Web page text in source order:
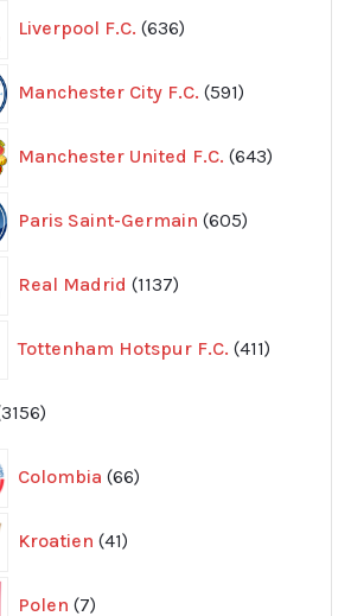
Liverpool F.C. 636
produkter
Manchester City F.C. 591
produkter
Manchester United F.C. 643
Paris Saint-Germain 605
produkter
Real Madrid 1137
produkter
Tottenham Hotspur F.C. 411
produkter
3156
produkter
Colombia 66
produkter
Kroatien 41
produkter
Polen 7